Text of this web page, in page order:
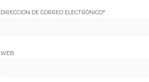
DIRECCIÓN DE CORREO ELECTRÓNICO*
WEB